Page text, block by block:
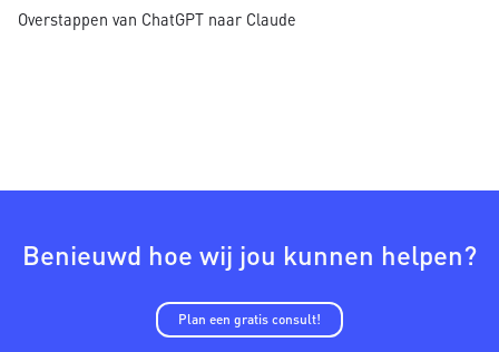
Overstappen van ChatGPT naar Claude
Benieuwd hoe wij jou kunnen helpen?
Plan een gratis consult!